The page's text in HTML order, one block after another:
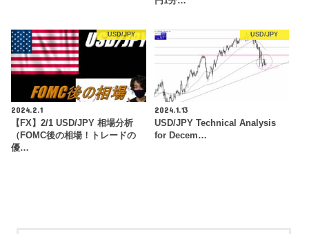
USD/JPY
2024.2.1
【FX】2/1 USD/JPY 相場分析
（FOMC後の相場！トレードの
優…
USD/JPY
2024.1.13
USD/JPY Technical Analysis
for Decem…